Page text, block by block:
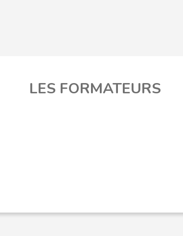
LES FORMATEURS